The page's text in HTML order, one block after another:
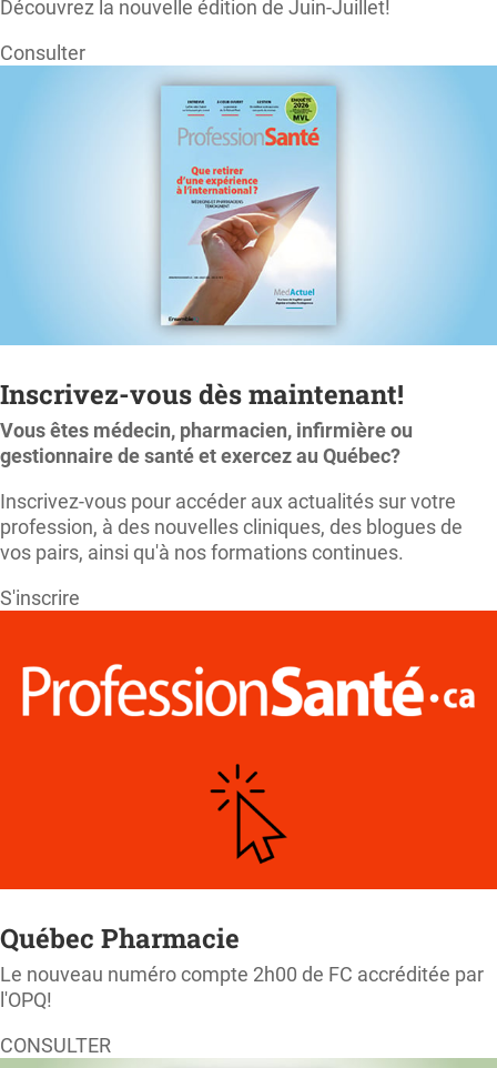
Découvrez la nouvelle édition de Juin-Juillet!
Consulter
Inscrivez-vous dès maintenant!
Vous êtes médecin, pharmacien, infirmière ou
gestionnaire de santé et exercez au Québec?
Inscrivez-vous pour accéder aux actualités sur votre
profession, à des nouvelles cliniques, des blogues de
vos pairs, ainsi qu'à nos formations continues.
S'inscrire
Québec Pharmacie
Le nouveau numéro compte 2h00 de FC accréditée par
l'OPQ!
CONSULTER